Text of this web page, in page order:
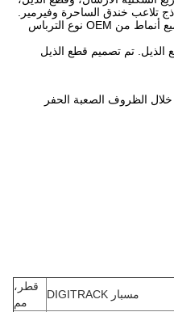
تلاعب خندق الساحرة وفيرمير.
جميع المقرات الارسال متوافقة مع جميع أنماط من OEM نوع الترباس
الذيل. تم تصميم قطع الذيل
الظروف الصعبة الحفر
مسبار DIGITRACK
قطر،
مم